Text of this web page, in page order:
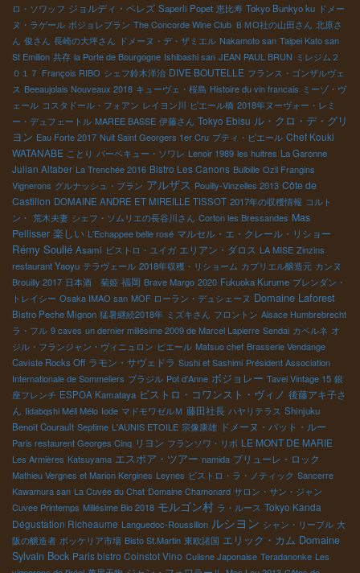
ロ・ソワッフ ジョルディ・ペレズ Saperli Popet 恵比寿 Tokyo Bunkyo ku ドメー
ヌ・ラゲール ボジョレブラン The Concorde Wine Club ＢＭО社の山田さん 北原さ
ん 俊さん 長崎の大坪さん ドメーヌ・デ・ザミエル Nakamoto san Taipei Kato san
St Emilion 共存 la Porte de Bourgogne Ishibashi san JEAN PAUL BRUN ミレジム２
０１７ François RIBO シェフ鈴木洋治 DIVE BOUTELLE フランス・ゴンザルヴェ
ス Beeaujolais Nouveaux 2018 キューヴェ・桜島 Histoire du vin francais ミーゾ・ヴ
ェール コスタドール・フォアン レイヨン川 ピエール橋 2018年ヌーヴォー・レミ
ー・デュフェートル MAREE BASSE 伊藤さん Tokyo Ebisu ル・クロ・デ・グリ
ヨン Eau Forte 2017 Nuit Saint Georgers 1er Cru プティ・ピエール Chef Kouki
WATANABE ことり バーベキュー・ソワレ Lenoir 1989 les huitres La Garonne
Julian Altaber La Trenchée 2016 Bistro Les Canons Bulbille Ozil Frangins
Vignerons グルナッシュ・ブラン アルザス Pouilly-Vinzelles 2013 Côte de
Castillon DOMAINE ANDRE ET MIREILLE TISSOT 2017年の収穫情報 コルト
ン・ 荒木夫妻 シェフ・ソムリエの長谷川さん Corton les Bressandes Mas
Pellisser 楽しい L'Echappee belle rosé マルセル・エ・クレール・リショー
Rémy Soulié Asami ビストロ・ユイガ エリアン・ダロス LA MISE Zinzins
restaurant Yaoyu テラヴェール 2018年収穫・リショーム カプリエル醸造元 カンヌ
Brouilly 2017 日本酒 菊姫 福岡 Brave Margo 2020 Fukuoka Kurume ブレンダン・
トレイシー Osaka IMAO san MOF ローラン・デュシェーヌ Domaine Laforest
Bistro Peche Mignon 猛暑継続2018年 ミズキさん フロントン Alsace Humbrebrecht
ラ・フル 9 caves un dernier millésime 2009 de Marcel Lapierre Sendai カベルネ オ
ジル・フランジャン・ヴィニュロン ピエール Matsuo chef Brasserie Vendange
Caviste Rocks Off ラモン・サヴェドラ Sushi et Sashimi Président Association
Internationale de Sommeliers ブラジル Pot d'Anne ボジョレー Tavel Vintage 15 銀
座フレンチ ESPOA Kamataya ビストロ・コワンスト・ヴィノ 後藤アキ子さ
ん Iidabqshi Méli Mélo Iode マドモワゼルＭ 藤田社長 ハヤリテラス Shinjuku
Benoit Courault Septime L'AUNIS ETOILE 宗像康雄 ドメーヌ・パット・ルー
Paris restaurent Georges Cinq リヨン フランソワ・リボ LE MONT DE MARIE
Les Armières Katsuyama エスポア・ツアー namida プリューレ・ロック
Mathieu Vergnes et Marion Kergines Leynes ビストロ・ラ・ノティック Sancerre
Kawamura san La Cuvée du Chat Domaine Chamonard サロン・サン・ジャン
Cuvee Printemps Millésime Bio 2018 モルゴン村 ラ・ルース Tokyo Kanda
Dégustation Richeaume Languedoc-Roussillon ルシヨン シャン・リーブル 大
阪の醸造者 ボッケリア市場 Bisto St.Martin 東欧諸国 エリック・カム Domaine
Sylvain Bock Paris bistro Coinstot Vino Cuiisne Japonaise Teradanonke Les